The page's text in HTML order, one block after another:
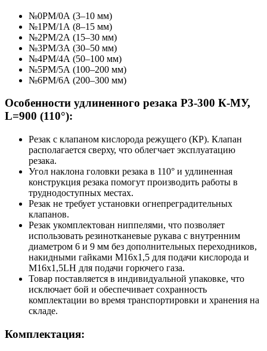
№0PM/0А (3–10 мм)
№1PM/1А (8–15 мм)
№2PM/2А (15–30 мм)
№3PM/3А (30–50 мм)
№4PM/4А (50–100 мм)
№5PM/5А (100–200 мм)
№6PM/6А (200–300 мм)
Особенности удлиненного резака Р3-300 К-МУ,
L=900 (110°):
Резак с клапаном кислорода режущего (КР). Клапан
располагается сверху, что облегчает эксплуатацию
резака.
Угол наклона головки резака в 110° и удлиненная
конструкция резака помогут производить работы в
труднодоступных местах.
Резак не требует установки огнепреградительных
клапанов.
Резак укомплектован ниппелями, что позволяет
использовать резинотканевые рукава с внутренним
диаметром 6 и 9 мм без дополнительных переходников,
накидными гайками M16х1,5 для подачи кислорода и
M16х1,5LH для подачи горючего газа.
Товар поставляется в индивидуальной упаковке, что
исключает бой и обеспечивает сохранность
комплектации во время транспортировки и хранения на
складе.
Комплектация: